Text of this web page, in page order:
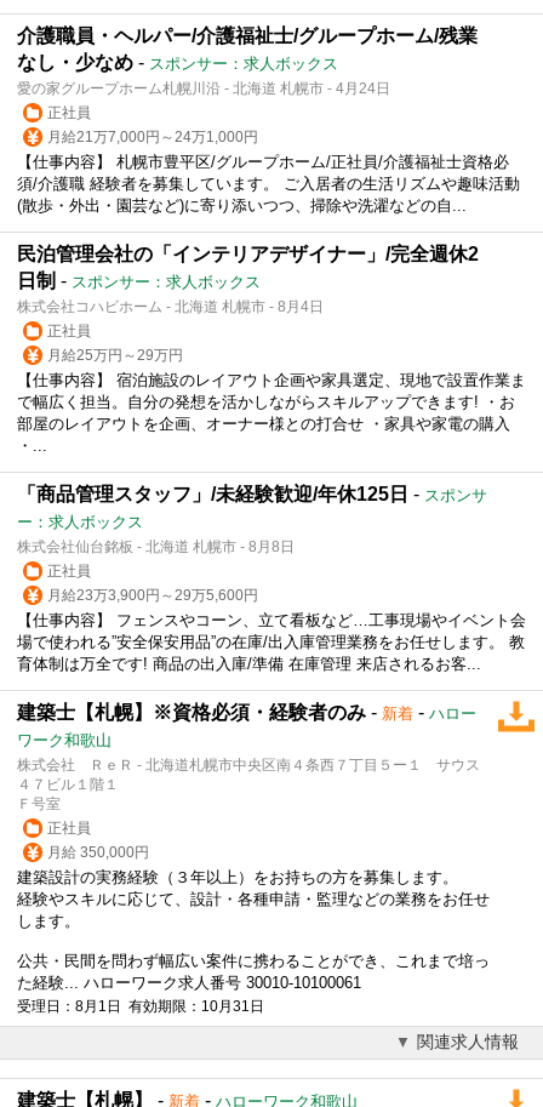
介護職員・ヘルパー/介護福祉士/グループホーム/残業
なし・少なめ - スポンサー：求人ボックス
愛の家グループホーム札幌川沿 - 北海道 札幌市 - 4月24日
正社員
月給21万7,000円～24万1,000円
【仕事内容】 札幌市豊平区/グループホーム/正社員/介護福祉士資格必
須/介護職 経験者を募集しています。 ご入居者の生活リズムや趣味活動
(散歩・外出・園芸など)に寄り添いつつ、掃除や洗濯などの自...
民泊管理会社の「インテリアデザイナー」/完全週休2
日制 - スポンサー：求人ボックス
株式会社コハビホーム - 北海道 札幌市 - 8月4日
正社員
月給25万円～29万円
【仕事内容】 宿泊施設のレイアウト企画や家具選定、現地で設置作業ま
で幅広く担当。自分の発想を活かしながらスキルアップできます! ・お
部屋のレイアウトを企画、オーナー様との打合せ ・家具や家電の購入
・...
「商品管理スタッフ」/未経験歓迎/年休125日 - スポンサ
ー：求人ボックス
株式会社仙台銘板 - 北海道 札幌市 - 8月8日
正社員
月給23万3,900円～29万5,600円
【仕事内容】 フェンスやコーン、立て看板など…工事現場やイベント会
場で使われる”安全保安用品”の在庫/出入庫管理業務をお任せします。 教
育体制は万全です! 商品の出入庫/準備 在庫管理 来店されるお客...
建築士【札幌】※資格必須・経験者のみ - 新着 - ハロー
ワーク和歌山
株式会社 ＲｅＲ - 北海道札幌市中央区南４条西７丁目５ー１ サウス
４７ビル１階１
Ｆ号室
正社員
月給 350,000円
建築設計の実務経験（３年以上）をお持ちの方を募集します。
経験やスキルに応じて、設計・各種申請・監理などの業務をお任せ
します。
公共・民間を問わず幅広い案件に携わることができ、これまで培っ
た経験... ハローワーク求人番号 30010-10100061
受理日：8月1日 有効期限：10月31日
関連求人情報
建築士【札幌】 - 新着 - ハローワーク和歌山